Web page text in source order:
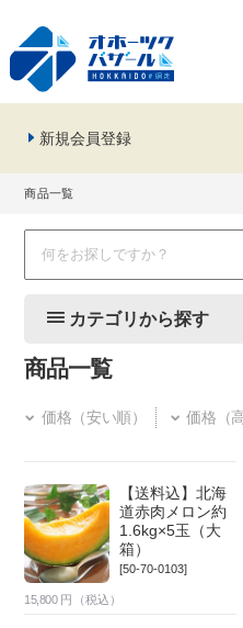
新規会員登録
商品一覧
カテゴリから探す
商品一覧
価格（安い順） 価格（
【送料込】北海
道赤肉メロン約
1.6kg×5玉（大
箱）
[50-70-0103]
15,800 円（税込）